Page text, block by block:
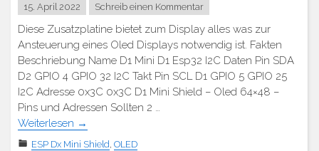
15. April 2022 Schreib einen Kommentar
Diese Zusatzplatine bietet zum Display alles was zur
Ansteuerung eines Oled Displays notwendig ist. Fakten
Beschriebung Name D1 Mini D1 Esp32 I2C Daten Pin SDA
D2 GPIO 4 GPIO 32 I2C Takt Pin SCL D1 GPIO 5 GPIO 25
I2C Adresse 0x3C 0x3C D1 Mini Shield – Oled 64×48 –
Pins und Adressen Sollten 2 …
Weiterlesen →
ESP Dx Mini Shield OLED